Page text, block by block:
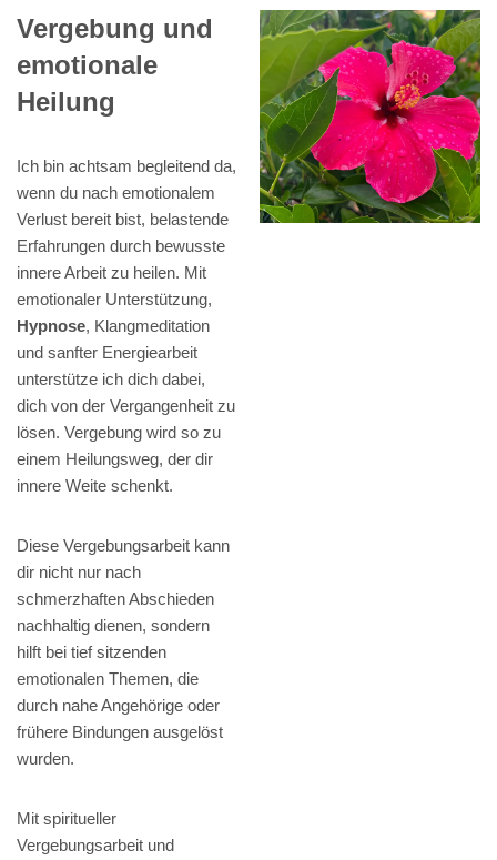
Vergebung und
emotionale
Heilung
Ich bin achtsam begleitend da,
wenn du nach emotionalem
Verlust bereit bist, belastende
Erfahrungen durch bewusste
innere Arbeit zu heilen. Mit
emotionaler Unterstützung,
Hypnose, Klangmeditation
und sanfter Energiearbeit
unterstütze ich dich dabei,
dich von der Vergangenheit zu
lösen. Vergebung wird so zu
einem Heilungsweg, der dir
innere Weite schenkt.
Diese Vergebungsarbeit kann
dir nicht nur nach
schmerzhaften Abschieden
nachhaltig dienen, sondern
hilft bei tief sitzenden
emotionalen Themen, die
durch nahe Angehörige oder
frühere Bindungen ausgelöst
wurden.
Mit spiritueller
Vergebungsarbeit und